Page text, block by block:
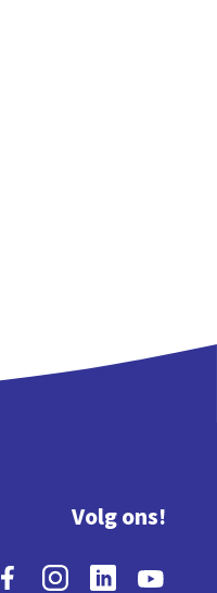
Volg ons!